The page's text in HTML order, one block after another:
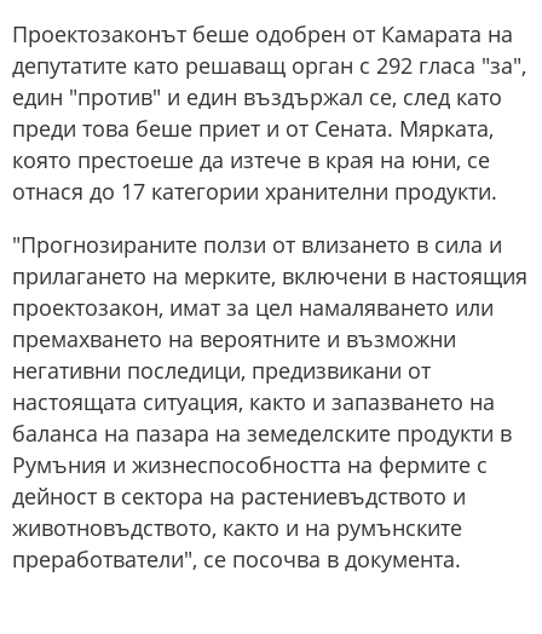
Проектозаконът беше одобрен от Камарата на
депутатите като решаващ орган с 292 гласа "за",
един "против" и един въздържал се, след като
преди това беше приет и от Сената. Мярката,
която престоеше да изтече в края на юни, се
отнася до 17 категории хранителни продукти.
"Прогнозираните ползи от влизането в сила и
прилагането на мерките, включени в настоящия
проектозакон, имат за цел намаляването или
премахването на вероятните и възможни
негативни последици, предизвикани от
настоящата ситуация, както и запазването на
баланса на пазара на земеделските продукти в
Румъния и жизнеспособността на фермите с
дейност в сектора на растениевъдството и
животновъдството, както и на румънските
преработватели", се посочва в документа.